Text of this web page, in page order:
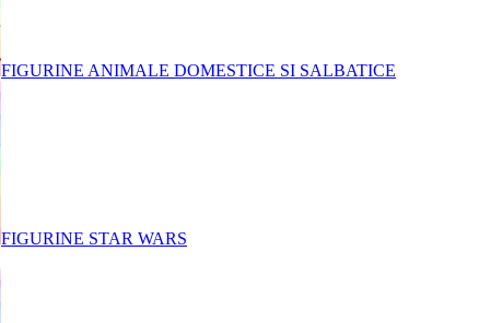
FIGURINE ANIMALE DOMESTICE SI SALBATICE
FIGURINE STAR WARS